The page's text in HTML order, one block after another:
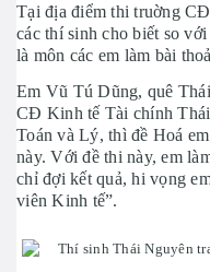
Tại địa điểm thi truờng
các thí sinh cho biết so
là môn các em làm bài
Em Vũ Tú Dũng, quê
CĐ Kinh tế Tài chính
Toán và Lý, thì đề Hoá
này. Với đề thi này, em
chỉ đợi kết quả, hi vọng
viên Kinh tế”.